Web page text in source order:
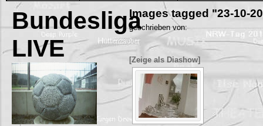
Bundesliga
LIVE
Images tagged "23-10-
geschrieben von:
[Zeige als Diashow]